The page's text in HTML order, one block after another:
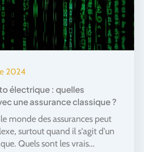
2024
électrique : quelles
une assurance classique ?
monde des assurances peut
surtout quand il s'agit d'un
Quels sont les vrais...